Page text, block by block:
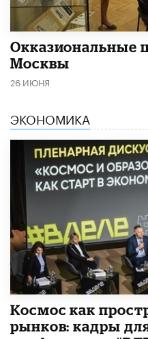
​Окказиональные
Москвы
26 ИЮНЯ
ЭКОНОМИКА
Космос как
рынков: кадры